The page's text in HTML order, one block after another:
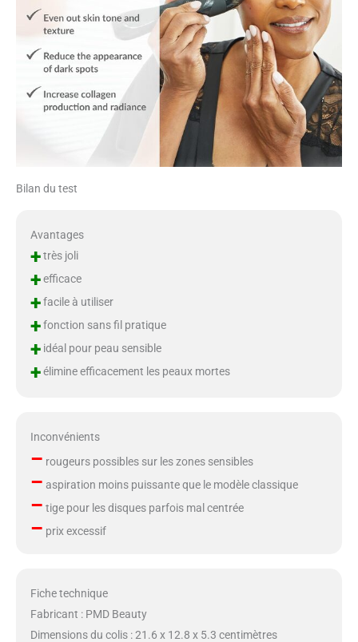
Bilan du test
Avantages
+très joli
+efficace
+facile à utiliser
+fonction sans fil pratique
+idéal pour peau sensible
+élimine efficacement les peaux mortes
Inconvénients
– rougeurs possibles sur les zones sensibles
– aspiration moins puissante que le modèle classique
– tige pour les disques parfois mal centrée
– prix excessif
Fiche technique
Fabricant : PMD Beauty
Dimensions du colis : 21.6 x 12.8 x 5.3 centimètres